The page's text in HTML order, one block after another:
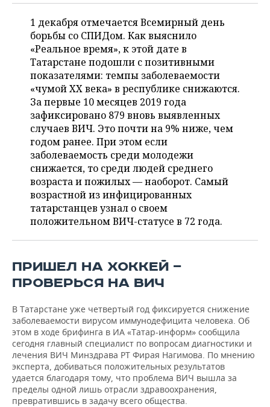
КОМУ ПРИНАДЛЕЖАТ
ТОРГОВЫЕ ЦЕНТРЫ
ТАТАРСТАНА
БЮДЖЕТ
ИНВЕСТИЦИИ
АГРОПРОМ
МАШИНОСТРОЕНИЕ
НЕФТЕХИМИЯ
НЕФТЬ
ОПК
ЭНЕРГЕТИКА
НОВОСТИ АВТО
БИЗНЕС
НОВОСТИ БИЗНЕСА
РОЗНИЧНАЯ ТОРГОВЛЯ
ТРАНСПОРТ
УСЛУГИ
ТЕХНОЛОГИИ
НОВОСТИ ТЕХНОЛОГИЙ
МЕДИА
ТЕЛЕКОММУНИКАЦИИ
МЕРОПРИЯТИЯ
НОВОСТИ МЕРОПРИЯТИЙ
ВЫЕЗДНАЯ РЕДАКЦИЯ
БИЗНЕС-БРАНЧИ
ONLINE-КОНФЕРЕНЦИИ
СПОРТ
НОВОСТИ СПОРТА
ФУТБОЛ
ХОККЕЙ
ВОЛЕЙБОЛ
ФИГУРНОЕ КАТАНИЕ
ВОДНЫЕ ВИДЫ СПОРТА
ХОККЕЙ С МЯЧОМ
ОБЩЕСТВО
НОВОСТИ ОБЩЕСТВА
ВЛАСТЬ
ИСТОРИЯ
МЕДИЦИНА
ОБРАЗОВАНИЕ
ПРОИСШЕСТВИЯ
ФОТОГАЛЕРЕЯ
СЮЖЕТЫ
СПРАВОЧНИК
СПИСОК ПЕРСОН
ПОЛНАЯ ВЕРСИЯ
1 декабря отмечается Всемирный день
борьбы со СПИДом. Как выяснило
«Реальное время», к этой дате в
Татарстане подошли с позитивными
показателями: темпы заболеваемости
«чумой XX века» в республике снижаются.
За первые 10 месяцев 2019 года
зафиксировано 879 вновь выявленных
случаев ВИЧ. Это почти на 9% ниже, чем
годом ранее. При этом если
заболеваемость среди молодежи
снижается, то среди людей среднего
возраста и пожилых — наоборот. Самый
возрастной из инфицированных
татарстанцев узнал о своем
положительном ВИЧ-статусе в 72 года.
ПРИШЕЛ НА ХОККЕЙ —
ПРОВЕРЬСЯ НА ВИЧ
В Татарстане уже четвертый год фиксируется снижение
заболеваемости вирусом иммунодефицита человека. Об
этом в ходе брифинга в ИА «Татар-информ» сообщила
сегодня главный специалист по вопросам диагностики и
лечения ВИЧ Минздрава РТ Фирая Нагимова. По мнению
эксперта, добиваться положительных результатов
удается благодаря тому, что проблема ВИЧ вышла за
пределы одной лишь отрасли здравоохранения,
превратившись в задачу всего общества.